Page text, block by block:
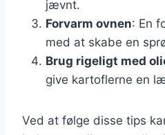
jævnt.
Forvarm ovnen: En
med at skabe en
Brug rigeligt med
give kartoflerne en
Ved at følge disse tips